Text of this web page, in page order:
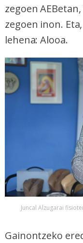
zegoen
zegoen inon.
lehena: Alooa.
Juncal Alzugarai
Gainontzeko